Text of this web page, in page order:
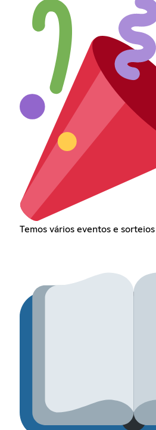
Temos vários eventos e sorteios